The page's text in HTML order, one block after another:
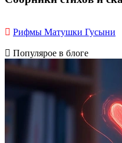
Рифмы Матушки Гусыни
Популярое в блоге